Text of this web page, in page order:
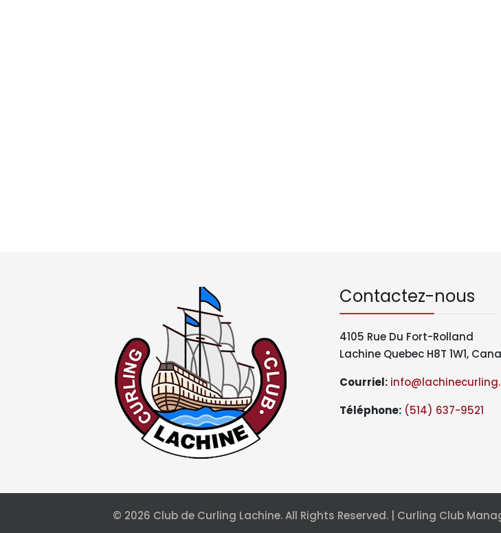
Contactez-nous
4105 Rue Du Fort-Rolland
Lachine Quebec H8T 1W1,
Courriel:
Téléphone: (514) 637-9521
© 2026 Club de Curling Lachine. All Rights Reserved. | Curling Club